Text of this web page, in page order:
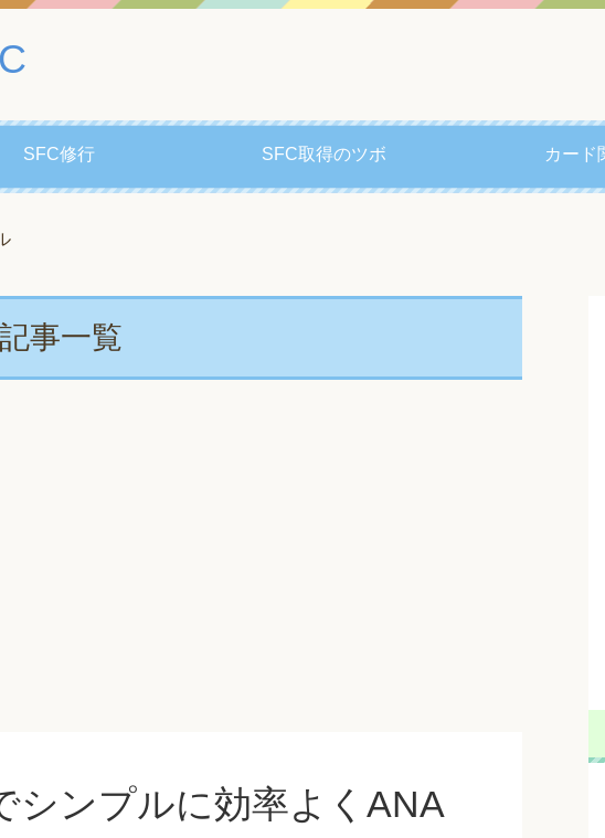
SFC修行 SFC取得のツボ カード
事一覧
シンプルに効率よくANA